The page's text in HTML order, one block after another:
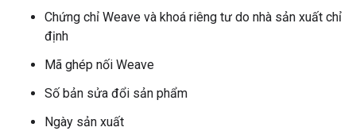
Chứng chỉ Weave và khoá riêng tư do nhà sản xuất chỉ
định
Mã ghép nối Weave
Số bản sửa đổi sản phẩm
Ngày sản xuất